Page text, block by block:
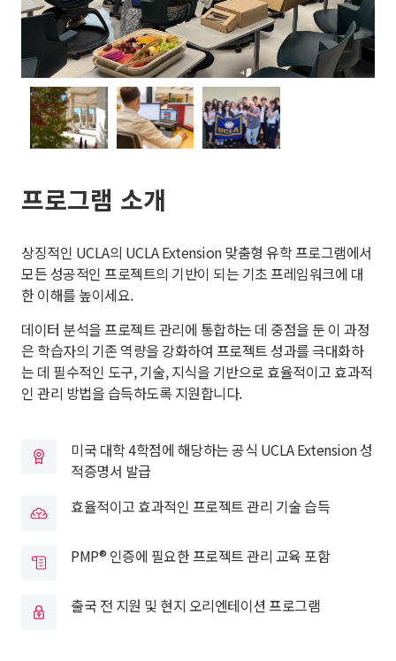
프로그램 소개
상징적인 UCLA의 UCLA Extension 맞춤형 유학 프로그램에서
모든 성공적인 프로젝트의 기반이 되는 기초 프레임워크에 대
한 이해를 높이세요.
데이터 분석을 프로젝트 관리에 통합하는 데 중점을 둔 이 과정
은 학습자의 기존 역량을 강화하여 프로젝트 성과를 극대화하
는 데 필수적인 도구, 기술, 지식을 기반으로 효율적이고 효과적
인 관리 방법을 습득하도록 지원합니다.
미국 대학 4학점에 해당하는 공식 UCLA Extension 성
적증명서 발급
효율적이고 효과적인 프로젝트 관리 기술 습득
PMP® 인증에 필요한 프로젝트 관리 교육 포함
출국 전 지원 및 현지 오리엔테이션 프로그램